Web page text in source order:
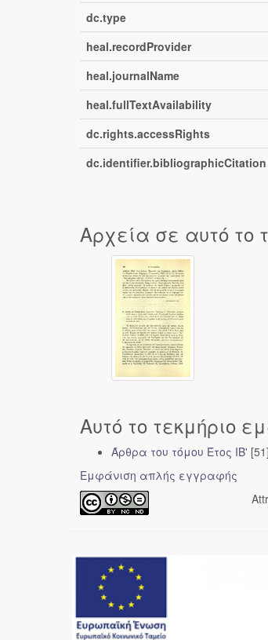
dc.type
heal.recordProvider
heal.journalName
heal.fullTextAvailability
dc.rights.accessRights
dc.identifier.bibliographicCitation
Αρχεία σε αυτό το
Αυτό το τεκμήριο
Άρθρα του τόμου Έτος ΙΒ' [51]
Εμφάνιση απλής εγγραφής